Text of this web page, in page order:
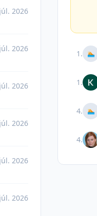
1 . 🏊
1 .
4. 🏊
4.
2026
2026
2026
2026
2026
2026